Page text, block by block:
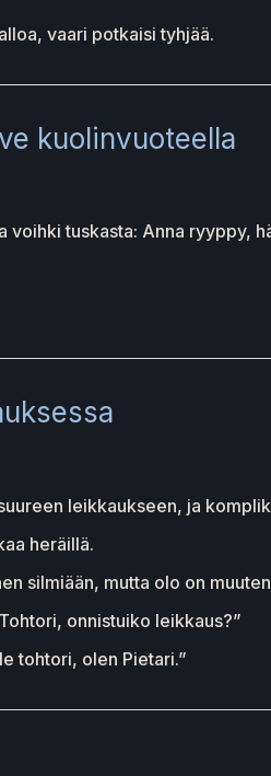
vaari potkaisi tyhjää.
kuolinvuoteella
voihki tuskasta: Anna ryyppy,
leikkaukseen, ja
heräillä.
silmiään, mutta olo on
onnistuiko leikkaus?”
tohtori, olen Pietari.”